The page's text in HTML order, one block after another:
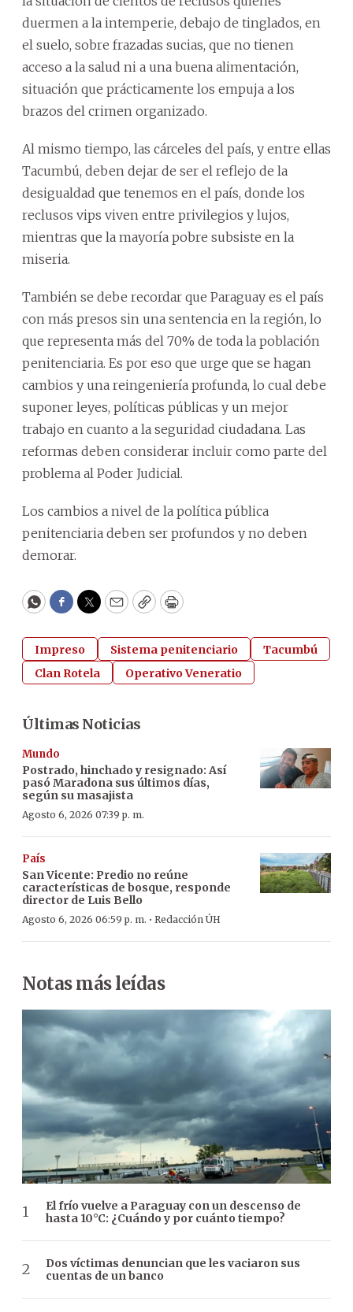
duermen a la intemperie, debajo de tinglados, en
el suelo, sobre frazadas sucias, que no tienen
acceso a la salud ni a una buena alimentación,
situación que prácticamente los empuja a los
brazos del crimen organizado.
Al mismo tiempo, las cárceles del país, y entre ellas
Tacumbú, deben dejar de ser el reflejo de la
desigualdad que tenemos en el país, donde los
reclusos vips viven entre privilegios y lujos,
mientras que la mayoría pobre subsiste en la
miseria.
También se debe recordar que Paraguay es el país
con más presos sin una sentencia en la región, lo
que representa más del 70% de toda la población
penitenciaria. Es por eso que urge que se hagan
cambios y una reingeniería profunda, lo cual debe
suponer leyes, políticas públicas y un mejor
trabajo en cuanto a la seguridad ciudadana. Las
reformas deben considerar incluir como parte del
problema al Poder Judicial.
Los cambios a nivel de la política pública
penitenciaria deben ser profundos y no deben
demorar.
WhatsApp
Facebook
Twitter
EmailCopyPrint
Impreso Sistema penitenciario
Tacumbú
Clan Rotela
Operativo Veneratio
Últimas Noticias
Mundo
Postrado, hinchado y resignado: Así
pasó Maradona sus últimos días,
según su masajista
Agosto 6, 2026 07:39 p. m.
País
San Vicente: Predio no reúne
características de bosque, responde
director de Luis Bello
Agosto 6, 2026 06:59 p. m. · Redacción ÚH
Notas más leídas
El frío vuelve a Paraguay con un descenso de
hasta 10°C: ¿Cuándo y por cuánto tiempo?
Dos víctimas denuncian que les vaciaron sus
cuentas de un banco